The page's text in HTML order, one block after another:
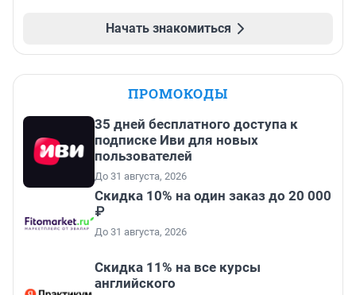
Начать знакомиться
ПРОМОКОДЫ
35 дней бесплатного доступа к
подписке Иви для новых
пользователей
До 31 августа, 2026
Скидка 10% на один заказ до 20 000
₽
До 31 августа, 2026
Скидка 11% на все курсы
английского